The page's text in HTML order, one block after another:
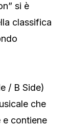
si è
classifica
/ B Side)
che
e contiene